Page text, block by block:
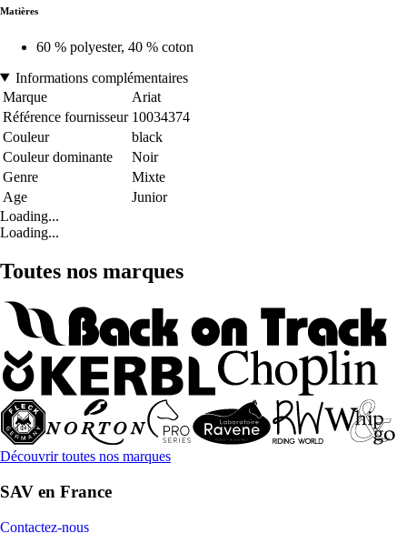
Matières
60 % polyester, 40 % coton
Informations complémentaires
Marque
Ariat
Référence fournisseur 10034374
Couleur
black
Couleur dominante
Noir
Genre
Mixte
Age
Junior
Loading...
Loading...
Toutes nos marques
Découvrir toutes nos marques
SAV en France
Contactez-nous